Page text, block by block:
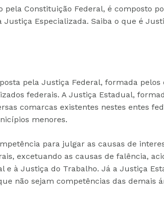
pela Constituição Federal, é composto
Especializada. Saiba o que é
pela Justiça Federal, formada pelos
federais. A Justiça Estadual,
comarcas existentes nestes entes
menores.
para julgar as causas de
excetuando as causas de falência,
e à Justiça do Trabalho. Já a Justiça
não sejam competências das demais